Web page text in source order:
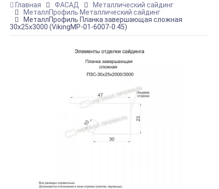
Главная ФАСАД
Металлический сайдинг
МеталлПрофиль Металлический сайдинг
МеталлПрофиль Планка завершающая сложная
30х25х3000 (VikingMP-01-6007-0.45)